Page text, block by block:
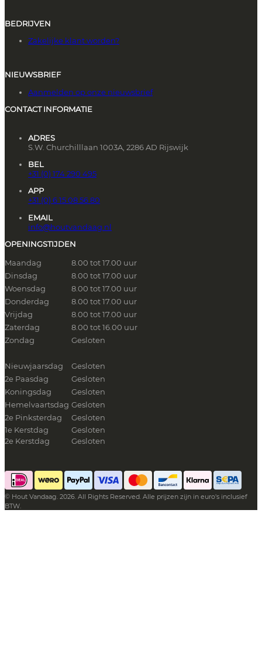
BEDRIJVEN
Zakelijke klant worden?
NIEUWSBRIEF
Aanmelden op onze nieuwsbrief
CONTACT INFORMATIE
ADRES
S.W. Churchilllaan 1003A, 2286 AD Rijswijk
BEL
+31 (0) 174 290 495
APP
+31 (0) 6 15 08 56 80
EMAIL
info@houtvandaag.nl
OPENINGSTIJDEN
Maandag
8.00 tot 17.00 uur
Dinsdag
8.00 tot 17.00 uur
Woensdag
8.00 tot 17.00 uur
Donderdag
8.00 tot 17.00 uur
Vrijdag
8.00 tot 17.00 uur
Zaterdag
8.00 tot 16.00 uur
Zondag
Gesloten
Nieuwjaarsdag
Gesloten
2e Paasdag
Gesloten
Koningsdag
Gesloten
Hemelvaartsdag Gesloten
2e Pinksterdag
Gesloten
1e Kerstdag
Gesloten
2e Kerstdag
Gesloten
© Hout Vandaag. 2026. All Rights Reserved. Alle prijzen zijn in euro's inclusief
BTW.